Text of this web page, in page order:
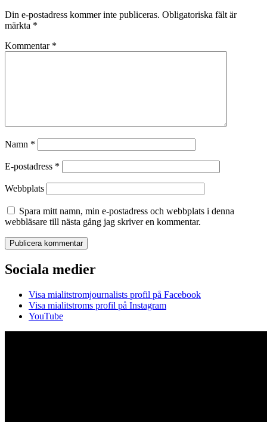
Din e-postadress kommer inte publiceras. Obligatoriska fält är
märkta *
Kommentar *
Namn *
E-postadress *
Webbplats
Spara mitt namn, min e-postadress och webbplats i denna
webbläsare till nästa gång jag skriver en kommentar.
Sociala medier
Visa mialitstromjournalists profil på Facebook
Visa mialitstroms profil på Instagram
YouTube